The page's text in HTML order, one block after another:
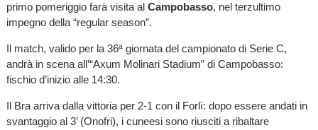
primo pomeriggio farà visita al Campobasso, nel terzultimo
impegno della “regular season”.
Il match, valido per la 36ª giornata del campionato di Serie C,
andrà in scena all’“Axum Molinari Stadium” di Campobasso:
fischio d’inizio alle 14:30.
Il Bra arriva dalla vittoria per 2-1 con il Forlì: dopo essere andati in
svantaggio al 3’ (Onofri), i cuneesi sono riusciti a ribaltare